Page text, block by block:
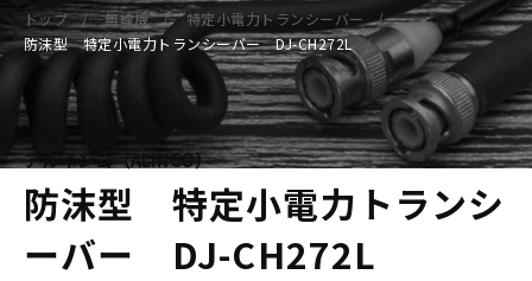
トップ 無線機
特定小電力トランシーバー
防沫型 特定小電力トランシーバー DJ-CH272L
アルインコ（ALINCO）
防沫型 特定小電力トランシ
ーバー DJ-CH272L